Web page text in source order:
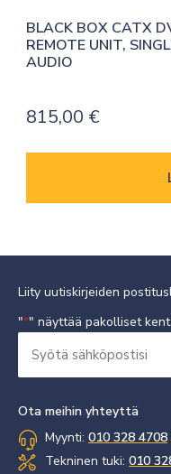
BLACK BOX CATX
REMOTE UNIT,
AUDIO
815,00 €
Liity uutiskirjeiden
"*" näyttää pakolliset
sähköpostisi
Ota meihin yhteyttä
Myynti: 010 328 4708
Tekninen tuki: 010